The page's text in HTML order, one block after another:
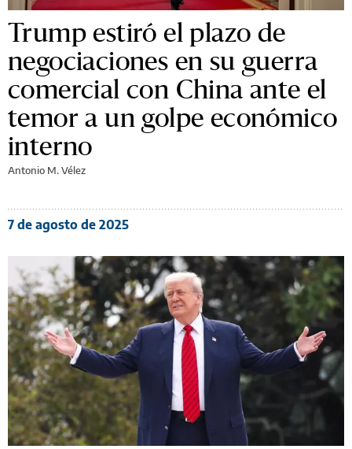
Trump estiró el plazo de
negociaciones en su guerra
comercial con China ante el
temor a un golpe económico
interno
Antonio M. Vélez
7 de agosto de 2025